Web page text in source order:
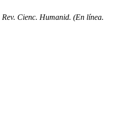
Rev. Cienc. Humanid. (En línea.